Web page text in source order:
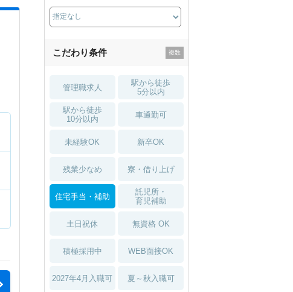
薬局・
こだわり条件
管理職求人
駅から徒歩
5分以内
駅から徒歩
10分以内
車通勤可
未経験OK 新卒OK
残業少なめ 寮・借り上げ
住宅手当・補助
託児所・
育児補助
土日祝休 無資格 OK
積極採用中 WEB面接OK
2027年4月入職可 夏～秋入職可